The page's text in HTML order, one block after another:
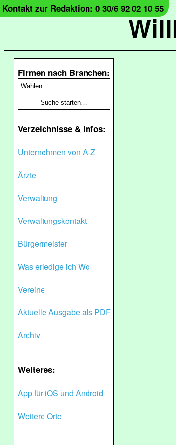
Kontakt zur Redaktion: 0 30/6 92 02 10 55
Firmen nach Branchen:
Verzeichnisse & Infos:
Unternehmen von A-Z
Ärzte
Verwaltung
Verwaltungskontakt
Bürgermeister
Was erledige ich Wo
Vereine
Aktuelle Ausgabe als PDF
Archiv
Weiteres:
App für iOS und Android
Weitere Orte